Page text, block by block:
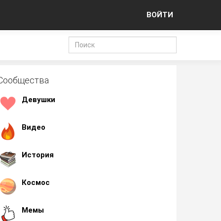
ВОЙТИ
Девушки
Видео
История
Космос
Мемы